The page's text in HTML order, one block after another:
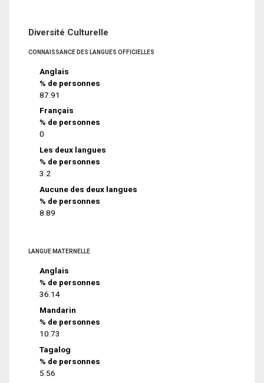
Diversité Culturelle
CONNAISSANCE DES LANGUES OFFICIELLES
Anglais
% de personnes
87.91
Français
% de personnes
0
Les deux langues
% de personnes
3.2
Aucune des deux langues
% de personnes
8.89
LANGUE MATERNELLE
Anglais
% de personnes
36.14
Mandarin
% de personnes
10.73
Tagalog
% de personnes
5.56